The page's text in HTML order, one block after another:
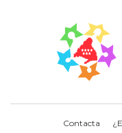
Contacta